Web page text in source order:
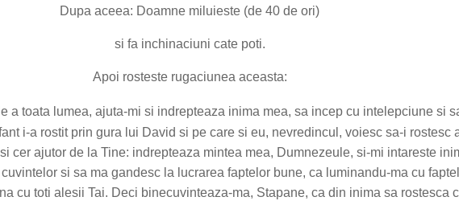
Dupa aceea: Doamne miluieste (de 40 de ori)
si fa inchinaciuni cate poti.
Apoi rosteste rugaciunea aceasta:
a toata lumea, ajuta-mi si indrepteaza inima mea, sa incep cu intelepciune si
i-a rostit prin gura lui David si pe care si eu, nevredincul, voiesc sa-i rostesc
cer ajutor de la Tine: indrepteaza mintea mea, Dumnezeule, si-mi intareste
si sa ma gandesc la lucrarea faptelor bune, ca luminandu-ma cu
cu toti alesii Tai. Deci binecuvinteaza-ma, Stapane, ca din inima sa rostesca